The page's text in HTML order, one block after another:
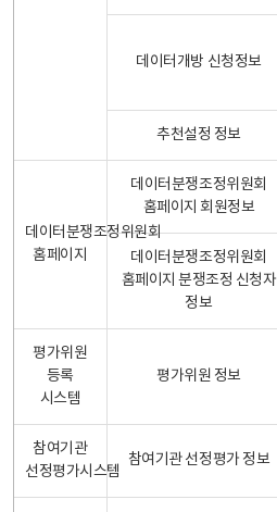
데이터개방 신청정보
추천설정 정보
데이터분쟁조정위원회
홈페이지
데이터분쟁조정위원회
홈페이지 회원정보
데이터분쟁조정위원회
홈페이지 분쟁조정 신청자
정보
평가위원
등록
시스템
평가위원 정보
참여기관
선정평가시스템
참여기관 선정평가 정보